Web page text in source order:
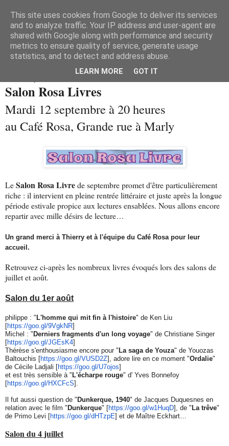
Salon Rosa Livres
Mardi 12 septembre à 20 heures
au Café Rosa, Grande rue à Marly
LeSalon Rosa Livrede septembre promet d'être particulièrement
riche : il intervient en pleine rentrée littéraire et juste après la longue
période estivale propice aux lectures ensablées. Nous allons encore
repartir avec mille désirs de lecture…
Un grand merci à Thierry et à l'équipe du Café Rosa pour leur
accueil.
Retrouvez ci-après les nombreux livres évoqués lors des salons de
juillet et août.
Salon du 1er août
philippe : " L'homme qui mit fin à l'histoire" de Ken Liu
[https://goo.gl/9VgkNR]
Michel : " Derniers fragments d'un long voyage" de Christiane Singer
[https://goo.gl/JGEsK4]
Thérèse s'enthousiasme encore pour " La saga de Youza" de Youozas
Baltouchis [https://goo.gl/VUSD2Z], adore lire en ce moment "Ordalie"
de Cécile Ladjali [https://goo.gl/U7ojos]
et est très sensible à " L'écharpe rouge" d' Yves Bonnefoy
[https://goo.gl/HXCFcS].
Il fut aussi question de " Dunkerque, 1940" de Jacques Duquesnes en
relation avec le film " Dunkerque" [https://goo.gl/w1HuqD], de " La trêve"
de Primo Levi [https://goo.gl/dHTzpE] et de Maître Eckhart…
Salon du 4 juillet
This site uses cookies from Google to deliver its services
and to analyze traffic. Your IP address and user-agent are
shared with Google along with performance and security
metrics to ensure quality of service, generate usage
statistics, and to detect and address abuse.
LEARN MORE GOT IT